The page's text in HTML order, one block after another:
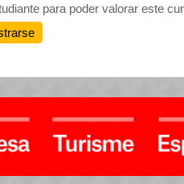
para poder valorar este